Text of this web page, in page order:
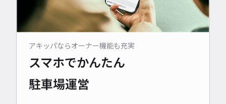
アキッパならオーナー機能も充実
スマホでかんたん
駐車場運営